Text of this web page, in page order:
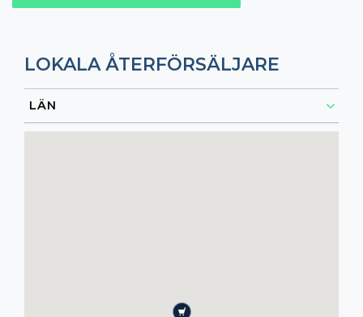
LOKALA ÅTERFÖRSÄLJARE